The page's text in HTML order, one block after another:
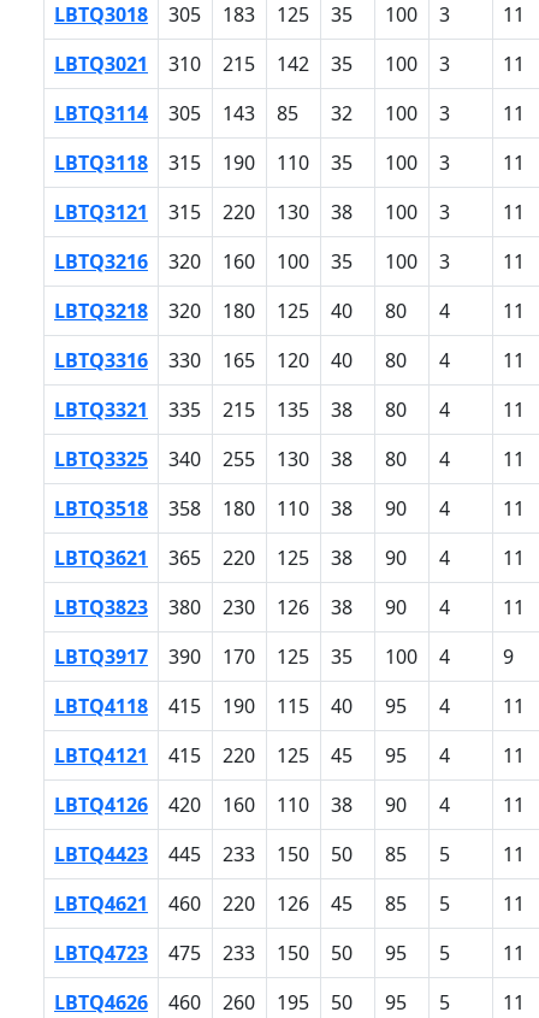
LBTQ3018
305 183 125 35 100 3
11
LBTQ3021
310 215 142 35 100 3
11
LBTQ3114
305 143 85 32 100 3
11
LBTQ3118
315 190 110 35 100 3
11
LBTQ3121
315 220 130 38 100 3
11
LBTQ3216
320 160 100 35 100 3
11
LBTQ3218
320 180 125 40 80 4
11
LBTQ3316
330 165 120 40 80 4
11
LBTQ3321
335 215 135 38 80 4
11
LBTQ3325
340 255 130 38 80 4
11
LBTQ3518
358 180 110 38 90 4
11
LBTQ3621
365 220 125 38 90 4
11
LBTQ3823
380 230 126 38 90 4
11
LBTQ3917
390 170 125 35 100 4
9
LBTQ4118
415 190 115 40 95 4
11
LBTQ4121
415 220 125 45 95 4
11
LBTQ4126
420 160 110 38 90 4
11
LBTQ4423
445 233 150 50 85 5
11
LBTQ4621
460 220 126 45 85 5
11
LBTQ4723
475 233 150 50 95 5
11
LBTQ4626
460 260 195 50 95 5
11